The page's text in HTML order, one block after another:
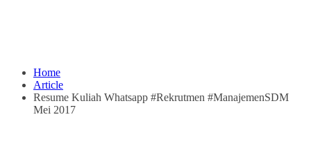
Home
Article
Resume Kuliah Whatsapp #Rekrutmen #ManajemenSDM
Mei 2017